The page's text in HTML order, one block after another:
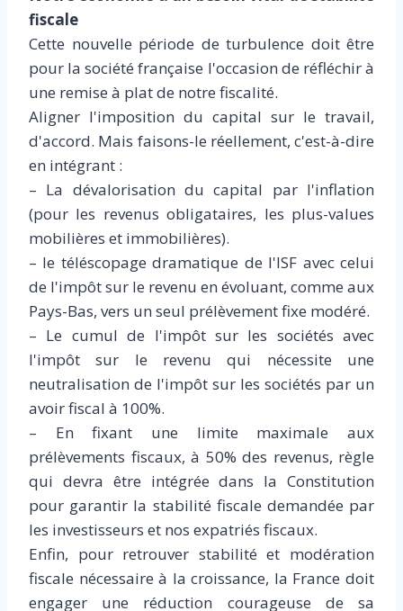
fiscale
Cette nouvelle période de turbulence doit être
pour la société française l'occasion de réfléchir à
une remise à plat de notre fiscalité.
Aligner l'imposition du capital sur le travail,
d'accord. Mais faisons-le réellement, c'est-à-dire
en intégrant :
– La dévalorisation du capital par l'inflation
(pour les revenus obligataires, les plus-values
mobilières et immobilières).
– le téléscopage dramatique de l'ISF avec celui
de l'impôt sur le revenu en évoluant, comme aux
Pays-Bas, vers un seul prélèvement fixe modéré.
– Le cumul de l'impôt sur les sociétés avec
l'impôt sur le revenu qui nécessite une
neutralisation de l'impôt sur les sociétés par un
avoir fiscal à 100%.
– En fixant une limite maximale aux
prélèvements fiscaux, à 50% des revenus, règle
qui devra être intégrée dans la Constitution
pour garantir la stabilité fiscale demandée par
les investisseurs et nos expatriés fiscaux.
Enfin, pour retrouver stabilité et modération
fiscale nécessaire à la croissance, la France doit
engager une réduction courageuse de sa